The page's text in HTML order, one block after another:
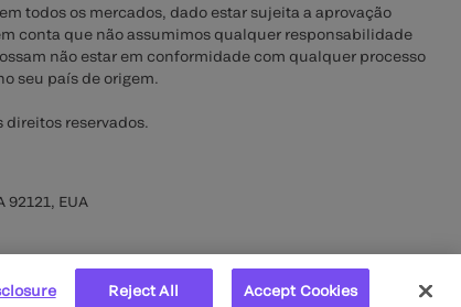
todos os mercados, dado estar sujeita a aprovação
conta que não assumimos qualquer responsabilidade
não estar em conformidade com qualquer processo
seu país de origem.
direitos reservados.
92121, EUA
Reject All Accept Cookies